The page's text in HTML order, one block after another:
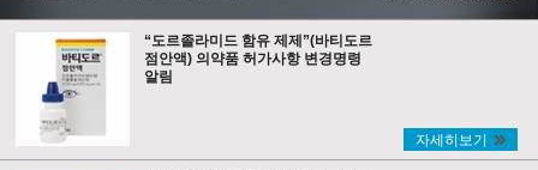
“도르졸라미드 함유 제제”(바티도르
점안액) 의약품 허가사항 변경명령
알림
자세히보기